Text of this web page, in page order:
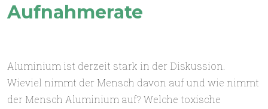
Aufnahmerate
Aluminium ist derzeit stark in der Diskussion.
Wieviel nimmt der Mensch davon auf und wie nimmt
der Mensch Aluminium auf? Welche toxische